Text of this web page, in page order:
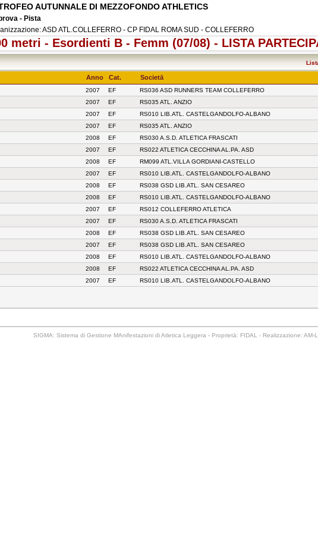
AUTUNNALE DI MEZZOFONDO ATHLETICS
- Pista
ASD ATL.COLLEFERRO - CP FIDAL ROMA SUD - COLLEFERRO
metri - Esordienti B - Femm (07/08) - LISTA
Anno Cat. Societā
2007 EF
RS036 ASD RUNNERS TEAM COLLEFERRO
2007 EF RS035 ATL. ANZIO
2007 EF RS010 LIB.ATL. CASTELGANDOLFO-ALBANO
2007 EF RS035 ATL. ANZIO
2008 EF RS030 A.S.D. ATLETICA FRASCATI
2007 EF RS022 ATLETICA CECCHINA AL.PA. ASD
2008 EF
RM099 ATL.VILLA GORDIANI-CASTELLO
2007 EF
RS010 LIB.ATL. CASTELGANDOLFO-ALBANO
2008 EF RS038 GSD LIB.ATL. SAN CESAREO
2008 EF RS010 LIB.ATL. CASTELGANDOLFO-ALBANO
2007 EF RS012 COLLEFERRO ATLETICA
2007 EF
RS030 A.S.D. ATLETICA FRASCATI
2008 EF RS038 GSD LIB.ATL. SAN CESAREO
2007 EF RS038 GSD LIB.ATL. SAN CESAREO
2008 EF RS010 LIB.ATL. CASTELGANDOLFO-ALBANO
2008 EF RS022 ATLETICA CECCHINA AL.PA. ASD
2007 EF RS010 LIB.ATL. CASTELGANDOLFO-ALBANO
SIGMA: Sistema di Gestione MAnifestazioni di Atletica Leggera - Proprietā: FIDAL - Realizzazione: AM-